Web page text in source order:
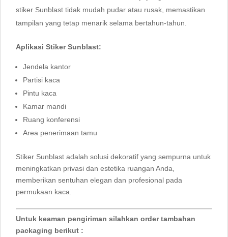
stiker Sunblast tidak mudah pudar atau rusak, memastikan
tampilan yang tetap menarik selama bertahun-tahun.
Aplikasi Stiker Sunblast:
Jendela kantor
Partisi kaca
Pintu kaca
Kamar mandi
Ruang konferensi
Area penerimaan tamu
Stiker Sunblast adalah solusi dekoratif yang sempurna untuk
meningkatkan privasi dan estetika ruangan Anda,
memberikan sentuhan elegan dan profesional pada
permukaan kaca.
Untuk keaman pengiriman silahkan order tambahan
packaging berikut :